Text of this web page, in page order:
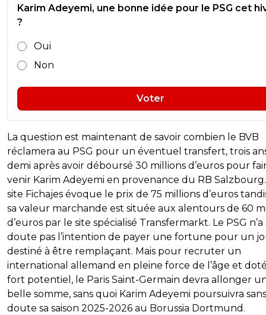
Karim Adeyemi, une bonne idée pour le PSG cet
?
Oui
Non
Voter
La question est maintenant de savoir combien le BVB
réclamera au PSG pour un éventuel transfert, trois
demi après avoir déboursé 30 millions d’euros pour
venir Karim Adeyemi en provenance du RB
site Fichajes évoque le prix de 75 millions d’euros
sa valeur marchande est située aux alentours de 60
d’euros par le site spécialisé Transfermarkt. Le PSG n’a
doute pas l’intention de payer une fortune pour un
destiné à être remplaçant. Mais pour recruter un
international allemand en pleine force de l’âge et
fort potentiel, le Paris Saint-Germain devra allonger
belle somme, sans quoi Karim Adeyemi poursuivra sans
doute sa saison 2025-2026 au Borussia Dortmund.